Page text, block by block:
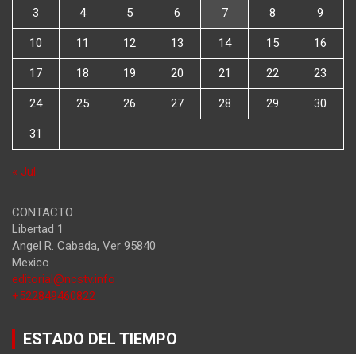
3 4 5 6 7 8 9
10 11 12 13 14 15 16
17 18 19 20 21 22 23
24 25 26 27 28 29 30
31
« Jul
CONTACTO
Libertad 1
Angel R. Cabada, Ver 95840
Mexico
editorial@ncstv.info
+522849460822
ESTADO DEL TIEMPO